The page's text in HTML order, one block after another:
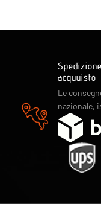
acquuisto
Le
nazionale,